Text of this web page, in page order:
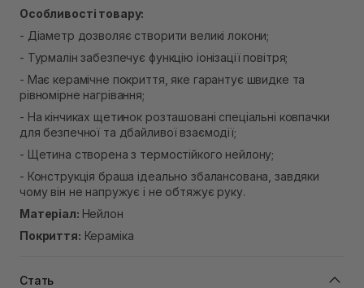
Особливості товару:
- Діаметр дозволяє створити великі локони;
- Турмалін забезпечує функцію іонізації повітря;
- Має керамічне покриття, яке гарантує швидке та
рівномірне нагрівання;
- На кінчиках щетинок розташовані спеціальні ковпачки
для безпечної та дбайливої взаємодії;
- Щетина створена з термостійкого нейлону;
- Конструкція браша ідеально збалансована, завдяки
чому він не напружує і не обтяжує руку.
Матеріал: Нейлон
Покриття: Кераміка
Стать